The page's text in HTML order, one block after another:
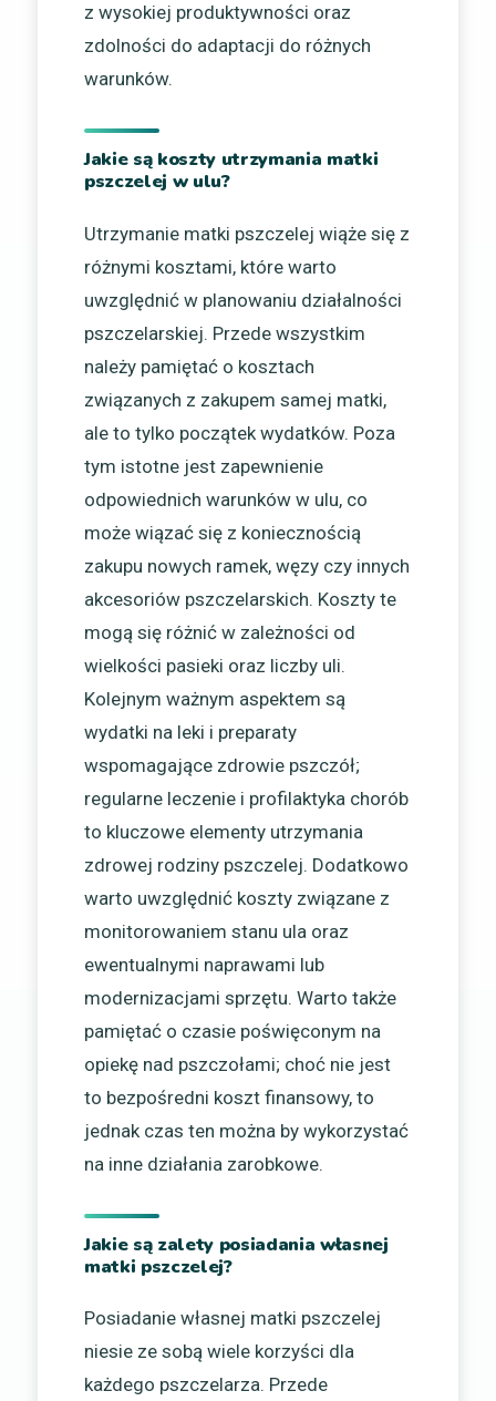
z wysokiej produktywności oraz
zdolności do adaptacji do różnych
warunków.
Jakie są koszty utrzymania matki
pszczelej w ulu?
Utrzymanie matki pszczelej wiąże się z
różnymi kosztami, które warto
uwzględnić w planowaniu działalności
pszczelarskiej. Przede wszystkim
należy pamiętać o kosztach
związanych z zakupem samej matki,
ale to tylko początek wydatków. Poza
tym istotne jest zapewnienie
odpowiednich warunków w ulu, co
może wiązać się z koniecznością
zakupu nowych ramek, węzy czy innych
akcesoriów pszczelarskich. Koszty te
mogą się różnić w zależności od
wielkości pasieki oraz liczby uli.
Kolejnym ważnym aspektem są
wydatki na leki i preparaty
wspomagające zdrowie pszczół;
regularne leczenie i profilaktyka chorób
to kluczowe elementy utrzymania
zdrowej rodziny pszczelej. Dodatkowo
warto uwzględnić koszty związane z
monitorowaniem stanu ula oraz
ewentualnymi naprawami lub
modernizacjami sprzętu. Warto także
pamiętać o czasie poświęconym na
opiekę nad pszczołami; choć nie jest
to bezpośredni koszt finansowy, to
jednak czas ten można by wykorzystać
na inne działania zarobkowe.
Jakie są zalety posiadania własnej
matki pszczelej?
Posiadanie własnej matki pszczelej
niesie ze sobą wiele korzyści dla
każdego pszczelarza. Przede